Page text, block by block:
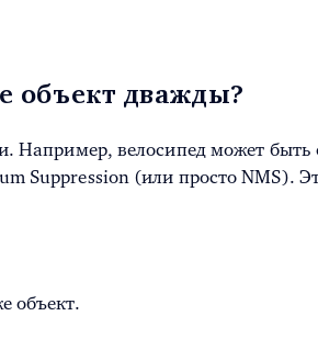
объект дважды?
Например, велосипед может
Suppression (или просто NMS).
объект.